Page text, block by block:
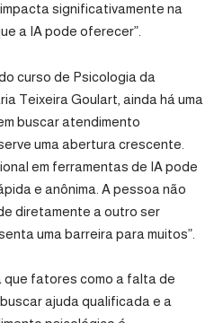
significativamente na
a IA pode oferecer”.
curso de Psicologia da
Teixeira Goulart, ainda há uma
buscar atendimento
uma abertura crescente.
em ferramentas de IA pode
e anônima. A pessoa não
diretamente a outro ser
uma barreira para muitos”.
que fatores como a falta de
ajuda qualificada e a